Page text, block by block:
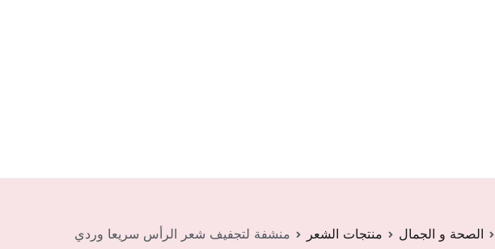
الصحة و الجمال منتجات الشعر منشفة لتجفيف شعر الرأس سريعا وردي